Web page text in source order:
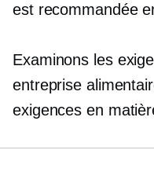
est recommandée
Examinons les
entreprise
exigences en